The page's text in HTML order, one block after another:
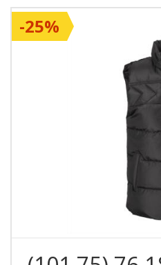
-25%